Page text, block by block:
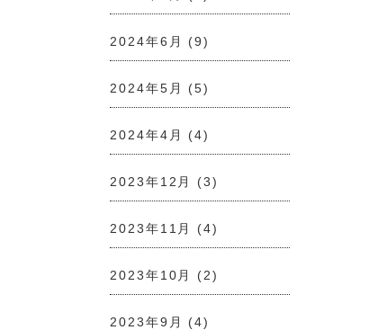
2024年6月 (9)
2024年5月 (5)
2024年4月 (4)
2023年12月 (3)
2023年11月 (4)
2023年10月 (2)
2023年9月 (4)